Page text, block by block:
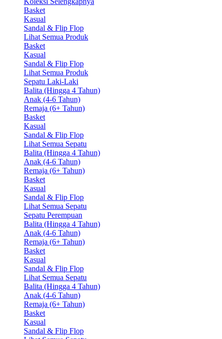
Basket
Kasual
Sandal & Flip Flop
Lihat Semua Produk
Basket
Kasual
Sandal & Flip Flop
Lihat Semua Produk
Sepatu Laki-Laki
Balita (Hingga 4 Tahun)
Anak (4-6 Tahun)
Remaja (6+ Tahun)
Basket
Kasual
Sandal & Flip Flop
Lihat Semua Sepatu
Balita (Hingga 4 Tahun)
Anak (4-6 Tahun)
Remaja (6+ Tahun)
Basket
Kasual
Sandal & Flip Flop
Lihat Semua Sepatu
Sepatu Perempuan
Balita (Hingga 4 Tahun)
Anak (4-6 Tahun)
Remaja (6+ Tahun)
Basket
Kasual
Sandal & Flip Flop
Lihat Semua Sepatu
Balita (Hingga 4 Tahun)
Anak (4-6 Tahun)
Remaja (6+ Tahun)
Basket
Kasual
Sandal & Flip Flop